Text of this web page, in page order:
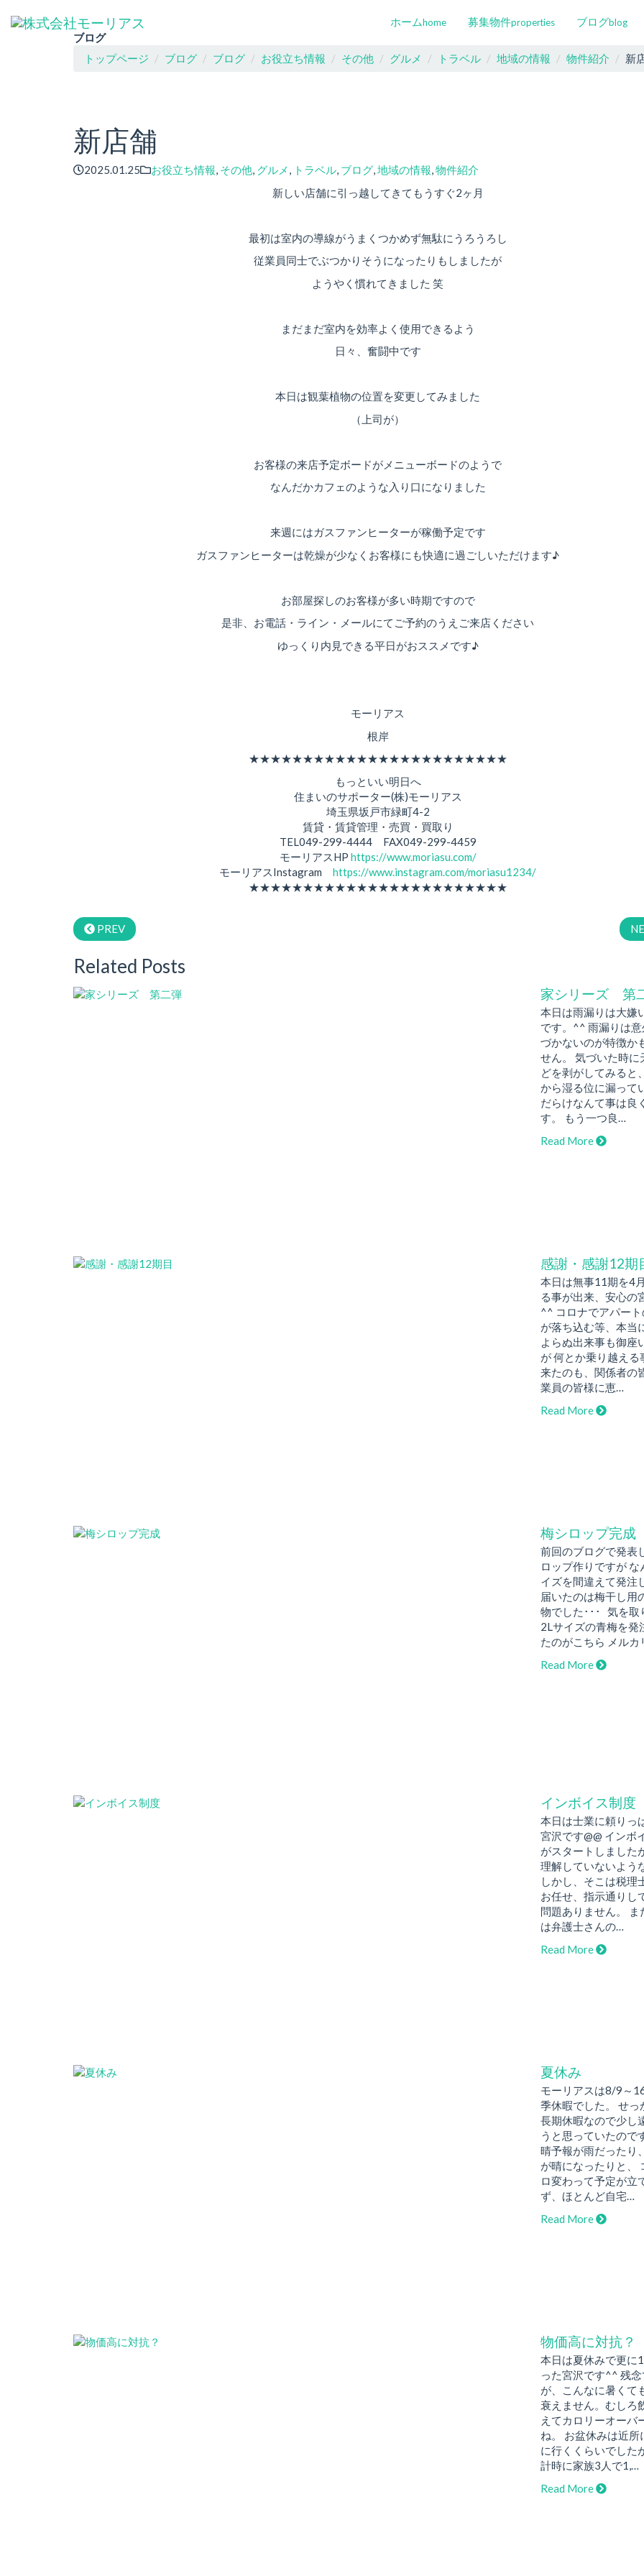
ホームhome 募集物件properties ブログblog
ブログ
トップページ
ブログ ブログ お役立ち情報 その他 グルメ トラベル 地域の情報 物件紹介 新
新店舗
2025.01.25 お役立ち情報, その他, グルメ , トラベル, ブログ,地域の情報,物件紹介
新しい店舗に引っ越してきてもうすぐ2ヶ月
最初は室内の導線がうまくつかめず無駄にうろうろし
従業員同士でぶつかりそうになったりもしましたが
ようやく慣れてきました 笑
まだまだ室内を効率よく使用できるよう
日々、奮闘中です
本日は観葉植物の位置を変更してみました
（上司が）
お客様の来店予定ボードがメニューボードのようで
なんだかカフェのような入り口になりました
来週にはガスファンヒーターが稼働予定です
ガスファンヒーターは乾燥が少なくお客様にも快適に過ごしいただけます♪
お部屋探しのお客様が多い時期ですので
是非、お電話・ライン・メールにてご予約のうえご来店ください
ゆっくり内見できる平日がおススメです♪
モーリアス
根岸
★★★★★★★★★★★★★★★★★★★★★★★★
もっといい明日へ
住まいのサポーター(株)モーリアス
埼玉県坂戸市緑町4-2
賃貸・賃貸管理・売買・買取り
TEL049-299-4444 FAX049-299-4459
モーリアスHP https://www.moriasu.com/
モーリアスInstagramhttps://www.instagram.com/moriasu1234/
★★★★★★★★★★★★★★★★★★★★★★★★
PREV
Related Posts
家シリーズ 第
本日は雨漏りは大嫌
です。^^ 雨漏りは
づかないのが特徴か
せん。 気づいた時に
どを剥がしてみると
から湿る位に漏って
だらけなんて事は良
す。 もう一つ良…
Read More
感謝・感謝12期
本日は無事11期を4
る事が出来、安心の
^^ コロナでアパー
が落ち込む等、本当
よらぬ出来事も御座
が 何とか乗り越える
来たのも、関係者の
業員の皆様に恵…
Read More
梅シロップ完成
前回のブログで発表
ロップ作りですが な
イズを間違えて発注
届いたのは梅干し用
物でした･･･ 気を取
2Lサイズの青梅を発
たのがこちら メル
Read More
インボイス制度
本日は士業に頼りっ
宮沢です@@ インボ
がスタートしました
理解していないよう
しかし、そこは税理
お任せ、指示通りし
問題ありません。 ま
は弁護士さんの…
Read More
夏休み
モーリアスは8/9～
季休暇でした。 せっ
長期休暇なので少し
うと思っていたので
晴予報が雨だったり
が晴になったりと、
ロ変わって予定が立
ず、ほとんど自宅…
Read More
物価高に対抗？
本日は夏休みで更に
った宮沢です^^ 残
が、こんなに暑くて
衰えません。むしろ
えてカロリーオーバ
ね。 お盆休みは近所
に行くくらいでした
計時に家族3人で1,…
Read More